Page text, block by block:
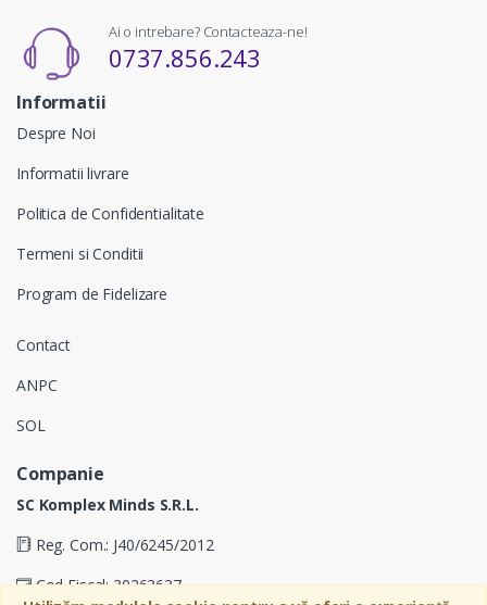
Ai o intrebare? Contacteaza-ne!
0737.856.243
Informatii
Despre Noi
Informatii livrare
Politica de Confidentialitate
Termeni si Conditii
Program de Fidelizare
Contact
ANPC
SOL
Companie
SC Komplex Minds S.R.L.
Reg. Com.: J40/6245/2012
Cod Fiscal: 30263637